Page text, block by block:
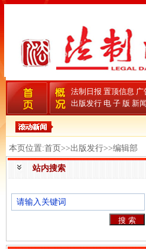
法制日报 置顶信息 广
出版发行 电 子 版 新
本页位置:首页>>出版发行>>编辑部
站内搜索